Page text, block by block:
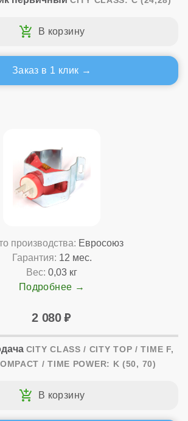
Заказ в 1 клик
производства: Евросоюз
Гарантия: 12 мес.
Вес: 0,03 кг
Подробнее
2 080
CITY CLASS / CITY TOP / TIME F,
/ TIME POWER: K (50, 70)